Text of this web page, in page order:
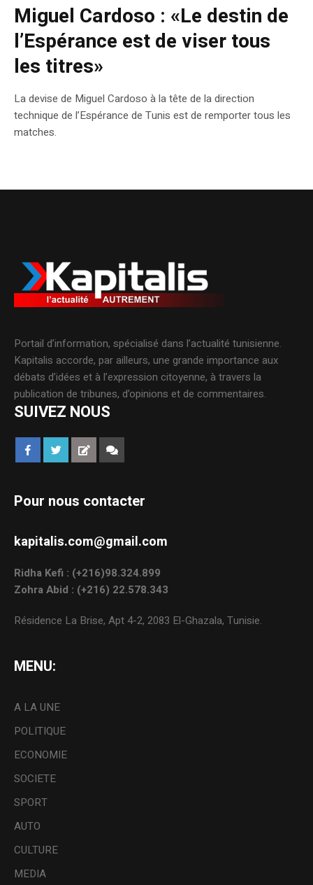
Miguel Cardoso : «Le destin de
l’Espérance est de viser tous
les titres»
La devise de Miguel Cardoso à la tête de la direction
technique de l’Espérance de Tunis est de remporter tous les
matches.
Portail d’information, spécialisé dans l’actualité tunisienne.
Kapitalis accorde, par ailleurs, une grande importance aux
débats d’idées et à l’expression citoyenne, à travers la
publication de tribunes, d’opinions et de commentaires.
SUIVEZ NOUS
Pour nous contacter
kapitalis.com@gmail.com
Ridha Kefi : (+216)98.324.899
Zohra Abid : (+216) 22.578.343
Résidence La Brise, Apt 4-2, 2083 El-Ghazala, Tunisie.
MENU:
A LA UNE
POLITIQUE
ECONOMIE
SOCIETE
SPORT
AUTO
CULTURE
MEDIA